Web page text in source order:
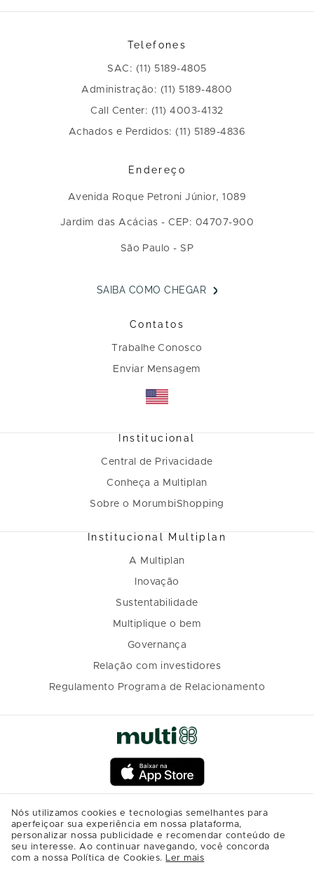
Telefones
SAC: (11) 5189-4805
Administração: (11) 5189-4800
Call Center: (11) 4003-4132
Achados e Perdidos: (11) 5189-4836
Endereço
Avenida Roque Petroni Júnior, 1089
Jardim das Acácias - CEP: 04707-900
São Paulo - SP
SAIBA COMO CHEGAR
Contatos
Trabalhe Conosco
Enviar Mensagem
Institucional
Central de Privacidade
Conheça a Multiplan
Sobre o MorumbiShopping
Institucional Multiplan
A Multiplan
Inovação
Sustentabilidade
Multiplique o bem
Governança
Relação com investidores
Regulamento Programa de Relacionamento
Nós utilizamos cookies e tecnologias semelhantes para
aperfeiçoar sua experiência em nossa plataforma,
personalizar nossa publicidade e recomendar conteúdo de
seu interesse. Ao continuar navegando, você concorda
com a nossa Política de Cookies. Ler mais